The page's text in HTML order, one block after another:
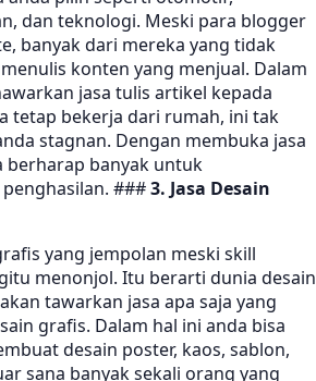
dan teknologi. Meski para blogger
banyak dari mereka yang tidak
konten yang menjual. Dalam
jasa tulis artikel kepada
tetap bekerja dari rumah, ini tak
stagnan. Dengan membuka jasa
berharap banyak untuk
###3. Jasa Desain
yang jempolan meski skill
menonjol. Itu berarti dunia desain
tawarkan jasa apa saja yang
grafis. Dalam hal ini anda bisa
desain poster, kaos, sablon,
sana banyak sekali orang yang